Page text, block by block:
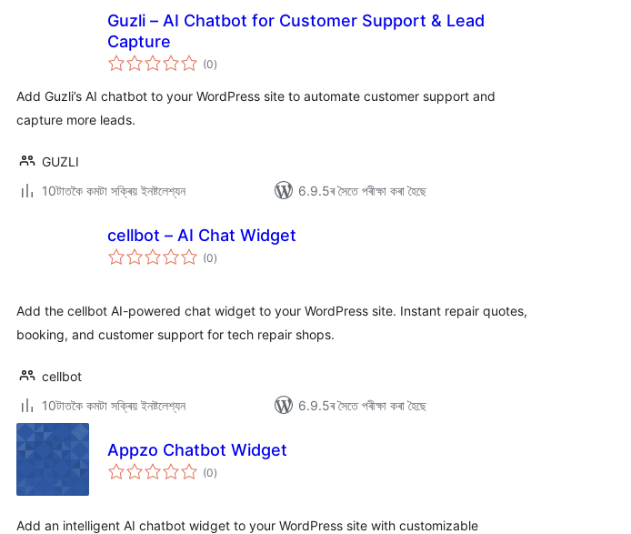
Guzli – AI Chatbot for Customer Support & Lead
Capture
(0টা
মুঠ)
Add Guzli’s AI chatbot to your WordPress site to automate customer support and
capture more leads.
GUZLI
10টাতকৈ কমটা সক্ৰিয় ইনষ্টলেশ্যন
6.9.5ৰ সৈতে পৰীক্ষা কৰা হৈছে
cellbot – AI Chat Widget
(0টা
মুঠ)
Add the cellbot AI-powered chat widget to your WordPress site. Instant repair quotes,
booking, and customer support for tech repair shops.
cellbot
10টাতকৈ কমটা সক্ৰিয় ইনষ্টলেশ্যন
6.9.5ৰ সৈতে পৰীক্ষা কৰা হৈছে
Appzo Chatbot Widget
(0টা
মুঠ)
Add an intelligent AI chatbot widget to your WordPress site with customizable